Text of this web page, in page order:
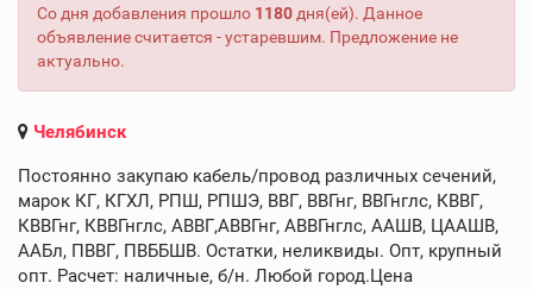
Со дня добавления прошло 1180 дня(ей). Данное
объявление считается - устаревшим. Предложение не
актуально.
Челябинск
Постоянно закупаю кабель/провод различных сечений,
марок КГ, КГХЛ, РПШ, РПШЭ, ВВГ, ВВГнг, ВВГнглс, КВВГ,
КВВГнг, КВВГнглс, АВВГ,АВВГнг, АВВГнглс, ААШВ, ЦААШВ,
ААБл, ПВВГ, ПВББШВ. Остатки, неликвиды. Опт, крупный
опт. Расчет: наличные, б/н. Любой город.Цена